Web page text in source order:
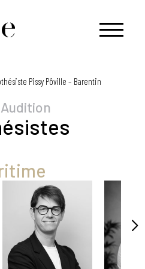
Pissy Pôville – Barentin